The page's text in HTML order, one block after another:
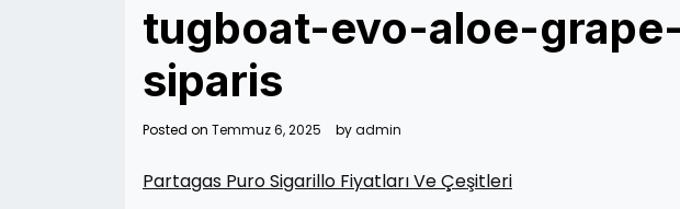
tugboat-evo-aloe-
siparis
Posted on Temmuz 6, 2025 byadmin
Partagas Puro Sigarillo Fiyatları Ve Çeşitleri